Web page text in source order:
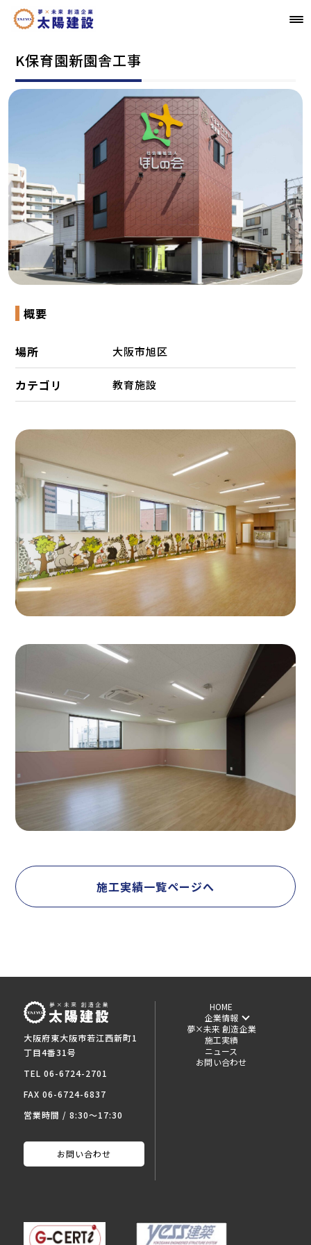
K保育園新園舎工事
概要
場所 大阪市旭区
カテゴリ 教育施設
施工実績一覧ページへ
大阪府東大阪市若江西新町1
丁目4番31号
TEL 06-6724-2701
FAX 06-6724-6837
営業時間 / 8:30～17:30
お問い合わせ
HOME
企業情報
夢×未来 創造企業
施工実績
ニュース
お問い合わせ